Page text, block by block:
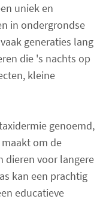
uniek en
in ondergrondse
generaties lang
die 's nachts op
kleine
genoemd,
om de
dieren voor langere
kan een prachtig
educatieve